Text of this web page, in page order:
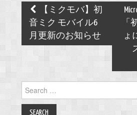
Post
navigation
【ミクモバ】初
音ミク モバイル6
月更新のお知らせ
「
ょ
for: